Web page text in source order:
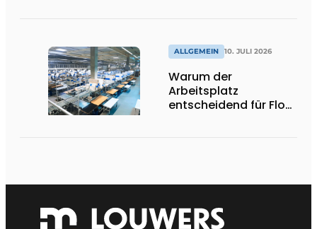
unterstützen
ALLGEMEIN 10. JULI 2026
Warum der
Arbeitsplatz
entscheidend für Flow,